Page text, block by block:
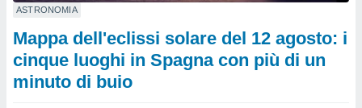
ASTRONOMIA
Mappa dell'eclissi solare del 12 agosto: i
cinque luoghi in Spagna con più di un
minuto di buio